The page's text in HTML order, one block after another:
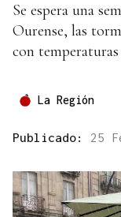
Se espera una
Ourense, las
con temperaturas
La Región
Publicado: 25